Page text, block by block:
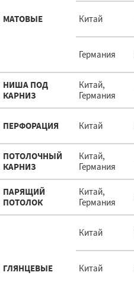
МАТОВЫЕ Китай
Германия
НИША ПОД
КАРНИЗ
Китай,
Германия
ПЕРФОРАЦИЯ Китай
ПОТОЛОЧНЫЙ
КАРНИЗ
Китай,
Германия
ПАРЯЩИЙ
ПОТОЛОК
Китай,
Германия
ГЛЯНЦЕВЫЕ
Китай
Китай